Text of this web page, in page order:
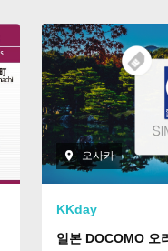
오사카
KKday
일본 DOCOMO 오